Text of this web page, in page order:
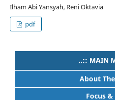
Ilham Abi Yansyah, Reni Oktavia
pdf
..:: MAIN
About
Focus &